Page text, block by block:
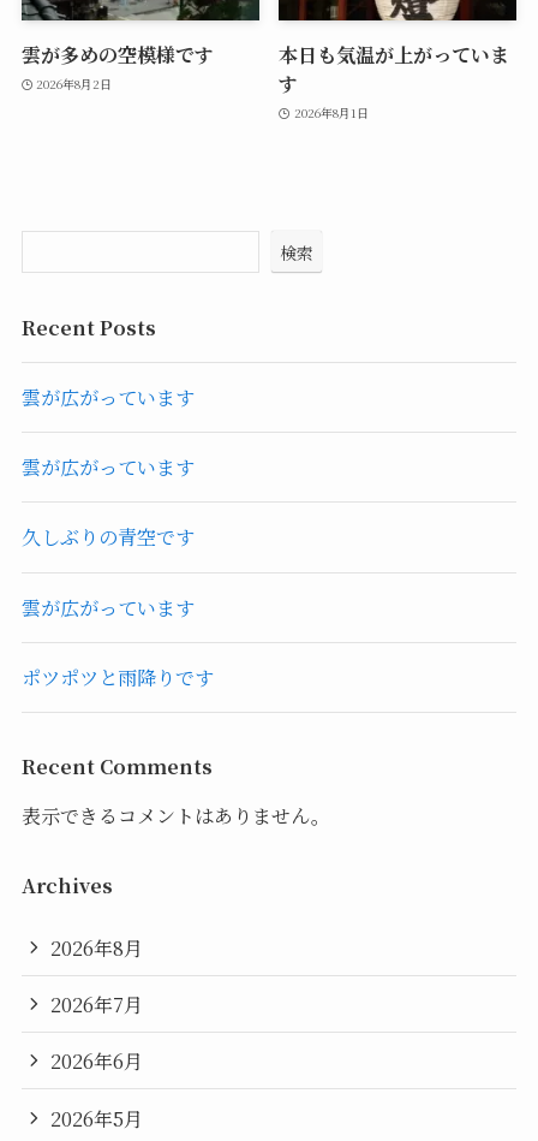
雲が多めの空模様です
2026年8月2日
本日も気温が上がっていま
す
2026年8月1日
検索
Recent Posts
雲が広がっています
雲が広がっています
久しぶりの青空です
雲が広がっています
ポツポツと雨降りです
Recent Comments
表示できるコメントはありません。
Archives
2026年8月
2026年7月
2026年6月
2026年5月